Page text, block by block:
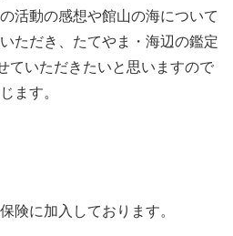
活動の感想や館山の海について
ただき、たてやま・海辺の鑑定
ていただきたいと思いますので
ます。
険に加入しております。